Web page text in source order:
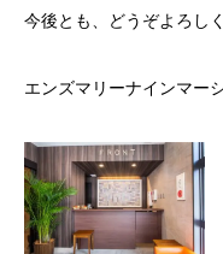
今後とも、どうぞよろし
エンズマリーナインマー